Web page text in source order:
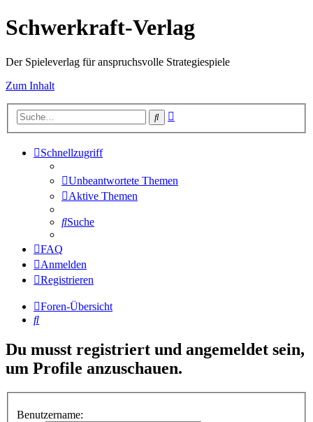
Schwerkraft-Verlag
Der Spieleverlag für anspruchsvolle Strategiespiele
Zum Inhalt
Suche
Schnellzugriff
Unbeantwortete Themen
Aktive Themen
Suche
FAQ
Anmelden
Registrieren
Foren-Übersicht
Suche
Du musst registriert und angemeldet sein,
um Profile anzuschauen.
Benutzername: